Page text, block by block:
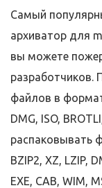
Самый
архиватор для
вы можете
разработчиков.
файлов в
DMG, ISO,
распаковывать
BZIP2, XZ, LZIP,
EXE, CAB, WIM,